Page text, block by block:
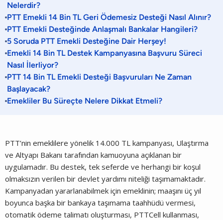
Nelerdir?
PTT Emekli 14 Bin TL Geri Ödemesiz Desteği Nasıl Alınır?
PTT Emekli Desteğinde Anlaşmalı Bankalar Hangileri?
5 Soruda PTT Emekli Desteğine Dair Herşey!
Emekli 14 Bin TL Destek Kampanyasına Başvuru Süreci
Nasıl İlerliyor?
PTT 14 Bin TL Emekli Desteği Başvuruları Ne Zaman
Başlayacak?
Emekliler Bu Süreçte Nelere Dikkat Etmeli?
PTT’nin emeklilere yönelik 14.000 TL kampanyası, Ulaştırma
ve Altyapı Bakanı tarafından kamuoyuna açıklanan bir
uygulamadır. Bu destek, tek seferde ve herhangi bir koşul
olmaksızın verilen bir devlet yardımı niteliği taşımamaktadır.
Kampanyadan yararlanabilmek için emeklinin; maaşını üç yıl
boyunca başka bir bankaya taşımama taahhüdü vermesi,
otomatik ödeme talimatı oluşturması, PTTCell kullanması,